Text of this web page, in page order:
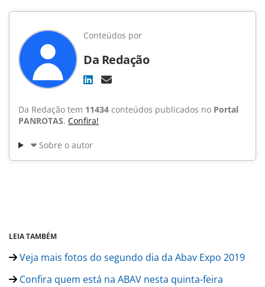
Conteúdos por
Da Redação
Da Redação tem 11434 conteúdos publicados no Portal
PANROTAS. Confira!
Sobre o autor
LEIA TAMBÉM
Veja mais fotos do segundo dia da Abav Expo 2019
Confira quem está na ABAV nesta quinta-feira